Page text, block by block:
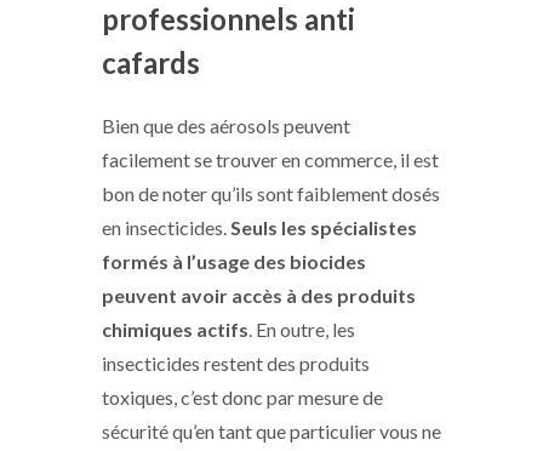
professionnels anti
cafards
Bien que des aérosols peuvent
facilement se trouver en commerce, il est
bon de noter qu’ils sont faiblement dosés
en insecticides.Seuls les spécialistes
formés à l’usage des biocides
peuvent avoir accès à des produits
chimiques actifs. En outre, les
insecticides restent des produits
toxiques, c’est donc par mesure de
sécurité qu’en tant que particulier vous ne